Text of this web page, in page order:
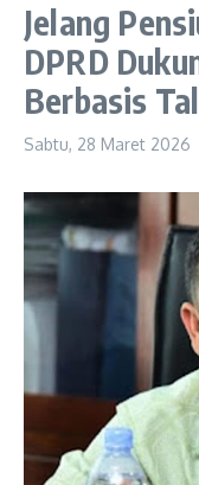
Jelang
DPRD
Berbasis
Sabtu, 28 Maret 2026